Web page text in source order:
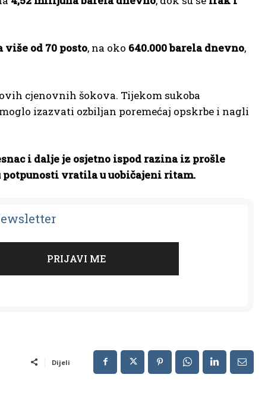
više od 70 posto, na oko 640.000 barela dnevno,
cjenovnih šokova. Tijekom sukoba
izazvati ozbiljan poremećaj opskrbe i nagli
i dalje je osjetno ispod razina iz prošle
potpunosti vratila u uobičajeni ritam.
Dijeli